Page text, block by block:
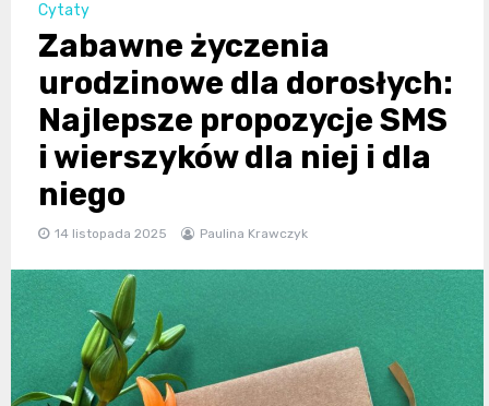
Cytaty
Zabawne życzenia
urodzinowe dla dorosłych:
Najlepsze propozycje SMS
i wierszyków dla niej i dla
niego
14 listopada 2025 Paulina Krawczyk